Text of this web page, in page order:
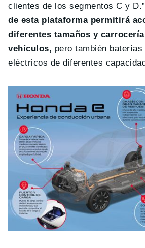
clientes de los segmentos C y D.”
de esta plataforma permitirá
diferentes tamaños y
vehículos, pero también
eléctricos de diferentes